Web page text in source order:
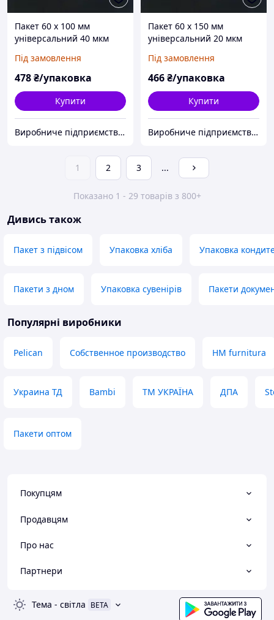
Пакет 60 x 100 мм
універсальний 40 мкм
1000 шт
Під замовлення
478₴/упаковка
Купити
Виробниче підприємство "Аксіпласт"
Пакет 60 x 150 мм
універсальний 20 мкм
1000 шт
Під замовлення
466₴/упаковка
Купити
Виробниче підприємство "Аксіпласт"
1 2 3 ...
Показано 1 - 29 товарів з 800+
Дивись також
Пакет з підвісом Упаковка хліба Упаковка
Пакети з дном Упаковка сувенірів Пакети
Популярні виробники
Pelican Собственное производство HM furnitura
Украина ТД Bambi ТМ УКРАЇНА ДПА
Пакети оптом
Покупцям
Продавцям
Про нас
Партнери
Тема - світла BETA